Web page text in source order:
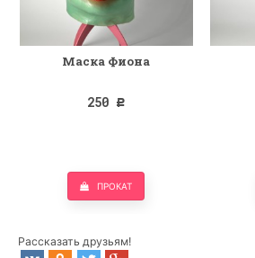
Маска Фиона
250 Р
ПРОКАТ
Рассказать друзьям!